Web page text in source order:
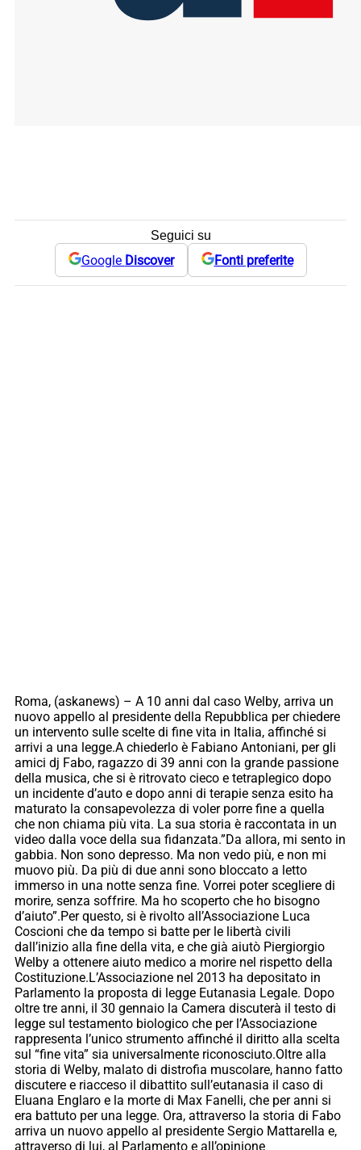
Seguici su
Google Discover Fonti preferite
Roma, (askanews) – A 10 anni dal caso Welby, arriva un
nuovo appello al presidente della Repubblica per chiedere
un intervento sulle scelte di fine vita in Italia, affinché si
arrivi a una legge.A chiederlo è Fabiano Antoniani, per gli
amici dj Fabo, ragazzo di 39 anni con la grande passione
della musica, che si è ritrovato cieco e tetraplegico dopo
un incidente d’auto e dopo anni di terapie senza esito ha
maturato la consapevolezza di voler porre fine a quella
che non chiama più vita. La sua storia è raccontata in un
video dalla voce della sua fidanzata.”Da allora, mi sento in
gabbia. Non sono depresso. Ma non vedo più, e non mi
muovo più. Da più di due anni sono bloccato a letto
immerso in una notte senza fine. Vorrei poter scegliere di
morire, senza soffrire. Ma ho scoperto che ho bisogno
d’aiuto”.Per questo, si è rivolto all’Associazione Luca
Coscioni che da tempo si batte per le libertà civili
dall’inizio alla fine della vita, e che già aiutò Piergiorgio
Welby a ottenere aiuto medico a morire nel rispetto della
Costituzione.L’Associazione nel 2013 ha depositato in
Parlamento la proposta di legge Eutanasia Legale. Dopo
oltre tre anni, il 30 gennaio la Camera discuterà il testo di
legge sul testamento biologico che per l’Associazione
rappresenta l’unico strumento affinché il diritto alla scelta
sul “fine vita” sia universalmente riconosciuto.Oltre alla
storia di Welby, malato di distrofia muscolare, hanno fatto
discutere e riacceso il dibattito sull’eutanasia il caso di
Eluana Englaro e la morte di Max Fanelli, che per anni si
era battuto per una legge. Ora, attraverso la storia di Fabo
arriva un nuovo appello al presidente Sergio Mattarella e,
attraverso di lui, al Parlamento e all’opinione